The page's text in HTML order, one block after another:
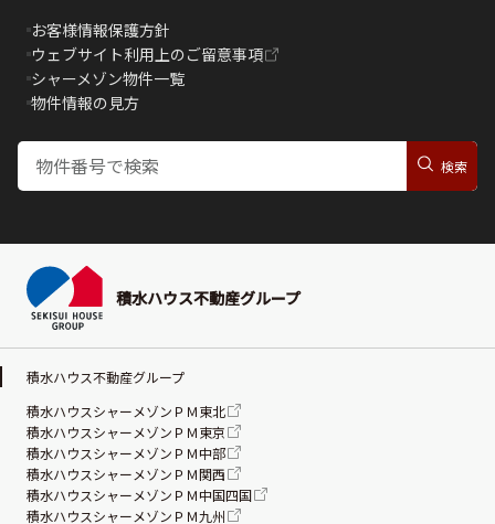
お客様情報保護方針
ウェブサイト利用上のご留意事項
シャーメゾン物件一覧
物件情報の見方
積水ハウス不動産グループ
積水ハウス不動産グループ
積水ハウスシャーメゾンＰＭ東北
積水ハウスシャーメゾンＰＭ東京
積水ハウスシャーメゾンＰＭ中部
積水ハウスシャーメゾンＰＭ関西
積水ハウスシャーメゾンＰＭ中国四国
積水ハウスシャーメゾンＰＭ九州